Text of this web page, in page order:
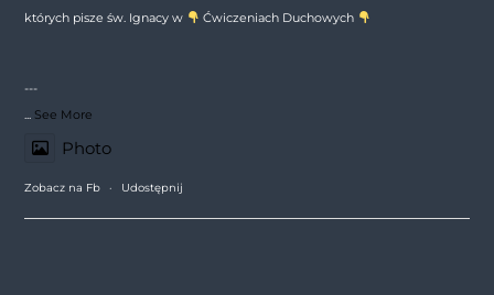
których pisze św. Ignacy w
Ćwiczeniach Duchowych
---
See More
Photo
Zobacz na Fb · Udostępnij